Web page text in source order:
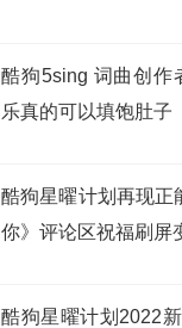
酷狗5sing 词曲创作
乐真的可以填饱肚子
酷狗星曜计划再现正
你》评论区祝福刷屏
酷狗星曜计划2022